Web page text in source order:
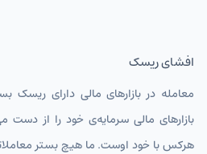
افشای ریسک
معامله در بازارهای مالی دارای ریسک
بازارهای مالی سرمایه‌ی خود را از
هرکس با خود اوست. ما هیچ بستر